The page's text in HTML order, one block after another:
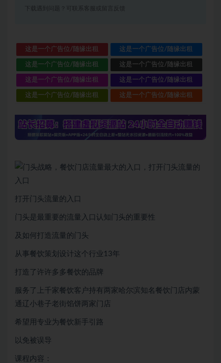
下载遇到问题？可联系客服或留言反馈
这是一个广告位/随缘出租 这是一个广告位/随缘出租
这是一个广告位/随缘出租 这是一个广告位/随缘出租
这是一个广告位/随缘出租 这是一个广告位/随缘出租
这是一个广告位/随缘出租 这是一个广告位/随缘出租
打开门头流量的入口
门头是最重要的流量入口认知门头的重要性
及如何打造流量的门头
从事餐饮策划设计这个行业13年
打造了许许多多餐饮的品牌
服务了上千家餐饮客户持有两家哈尔滨知名餐饮门店内蒙
通辽小巷子老街馅饼两家门店
希望用专业为餐饮新手引路
以免被误导
课程内容：